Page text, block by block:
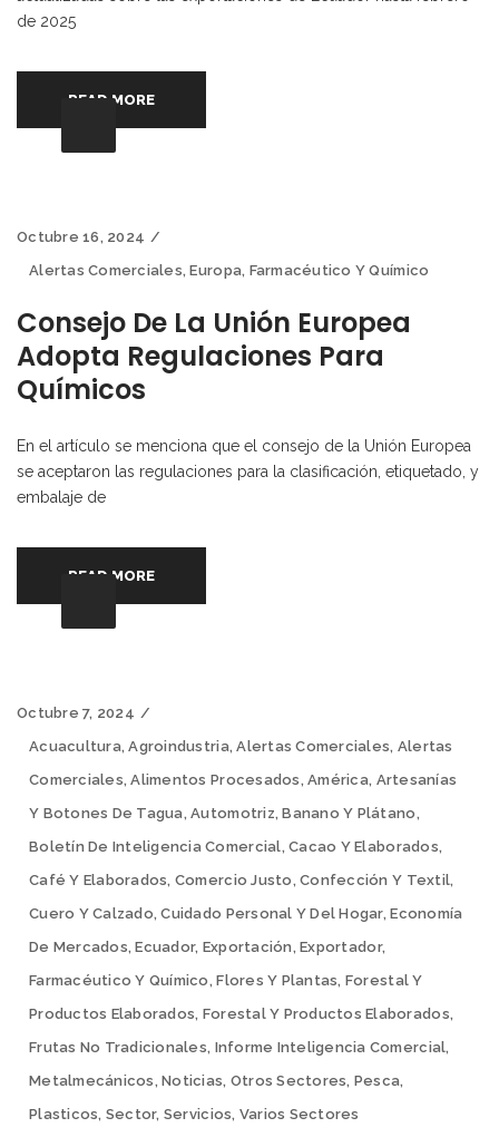
de 2025
READ MORE
Octubre 16, 2024
Alertas Comerciales,Europa, Farmacéutico Y Químico
Consejo De La Unión Europea
Adopta Regulaciones Para
Químicos
En el artículo se menciona que el consejo de la Unión Europea
se aceptaron las regulaciones para la clasificación, etiquetado, y
embalaje de
READ MORE
Octubre 7, 2024
Acuacultura,Agroindustria,Alertas Comerciales, Alertas
Comerciales,Alimentos Procesados,América, Artesanías
Y Botones De Tagua,Automotriz,Banano Y Plátano,
Boletín De Inteligencia Comercial,Cacao Y Elaborados,
Café Y Elaborados, Comercio Justo,Confección Y Textil,
Cuero Y Calzado,Cuidado Personal Y Del Hogar,Economía
De Mercados,Ecuador, Exportación,Exportador,
Farmacéutico Y Químico,Flores Y Plantas, Forestal Y
Productos Elaborados, Forestal Y Productos Elaborados,
Frutas No Tradicionales, Informe Inteligencia Comercial,
Metalmecánicos,Noticias, Otros Sectores, Pesca,
Plasticos, Sector, Servicios, Varios Sectores